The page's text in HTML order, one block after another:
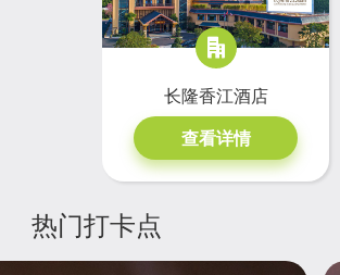
长隆香江酒店
查看详情
热门打卡点